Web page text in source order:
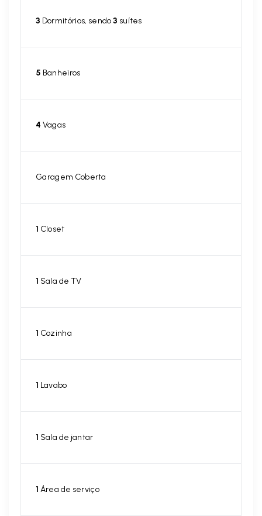
3 Dormitórios, sendo3 suítes
5 Banheiros
4 Vagas
Garagem Coberta
1 Closet
1 Sala de TV
1 Cozinha
1 Lavabo
1 Sala de jantar
1 Área de serviço